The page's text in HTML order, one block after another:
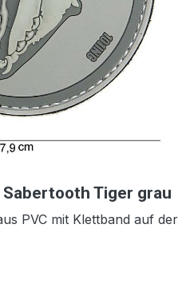
Sabertooth Tiger grau
PVC mit Klettband auf der